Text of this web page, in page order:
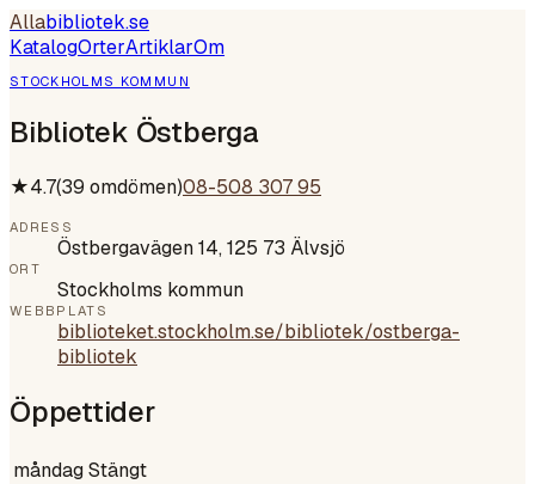
Allabibliotek.se
KatalogOrterArtiklarOm
STOCKHOLMS KOMMUN
Bibliotek Östberga
★4.7(39 omdömen)08-508 307 95
ADRESS
Östbergavägen 14, 125 73 Älvsjö
ORT
Stockholms kommun
WEBBPLATS
biblioteket.stockholm.se/bibliotek/ostberga-
bibliotek
Öppettider
måndagStängt